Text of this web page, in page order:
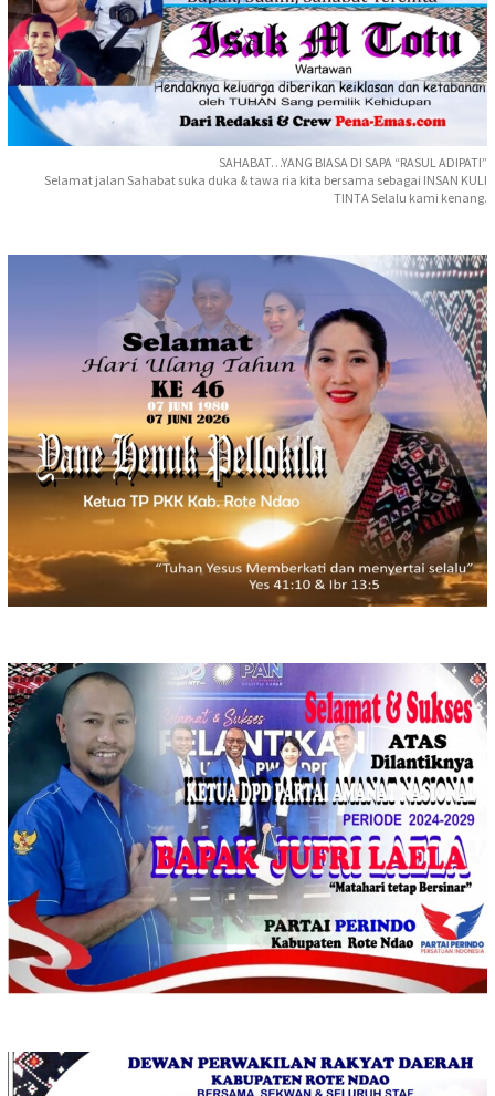
SAHABAT…YANG BIASA DI SAPA “RASUL ADIPATI”
Selamat jalan Sahabat suka duka & tawa ria kita bersama sebagai INSAN KULI
TINTA Selalu kami kenang.